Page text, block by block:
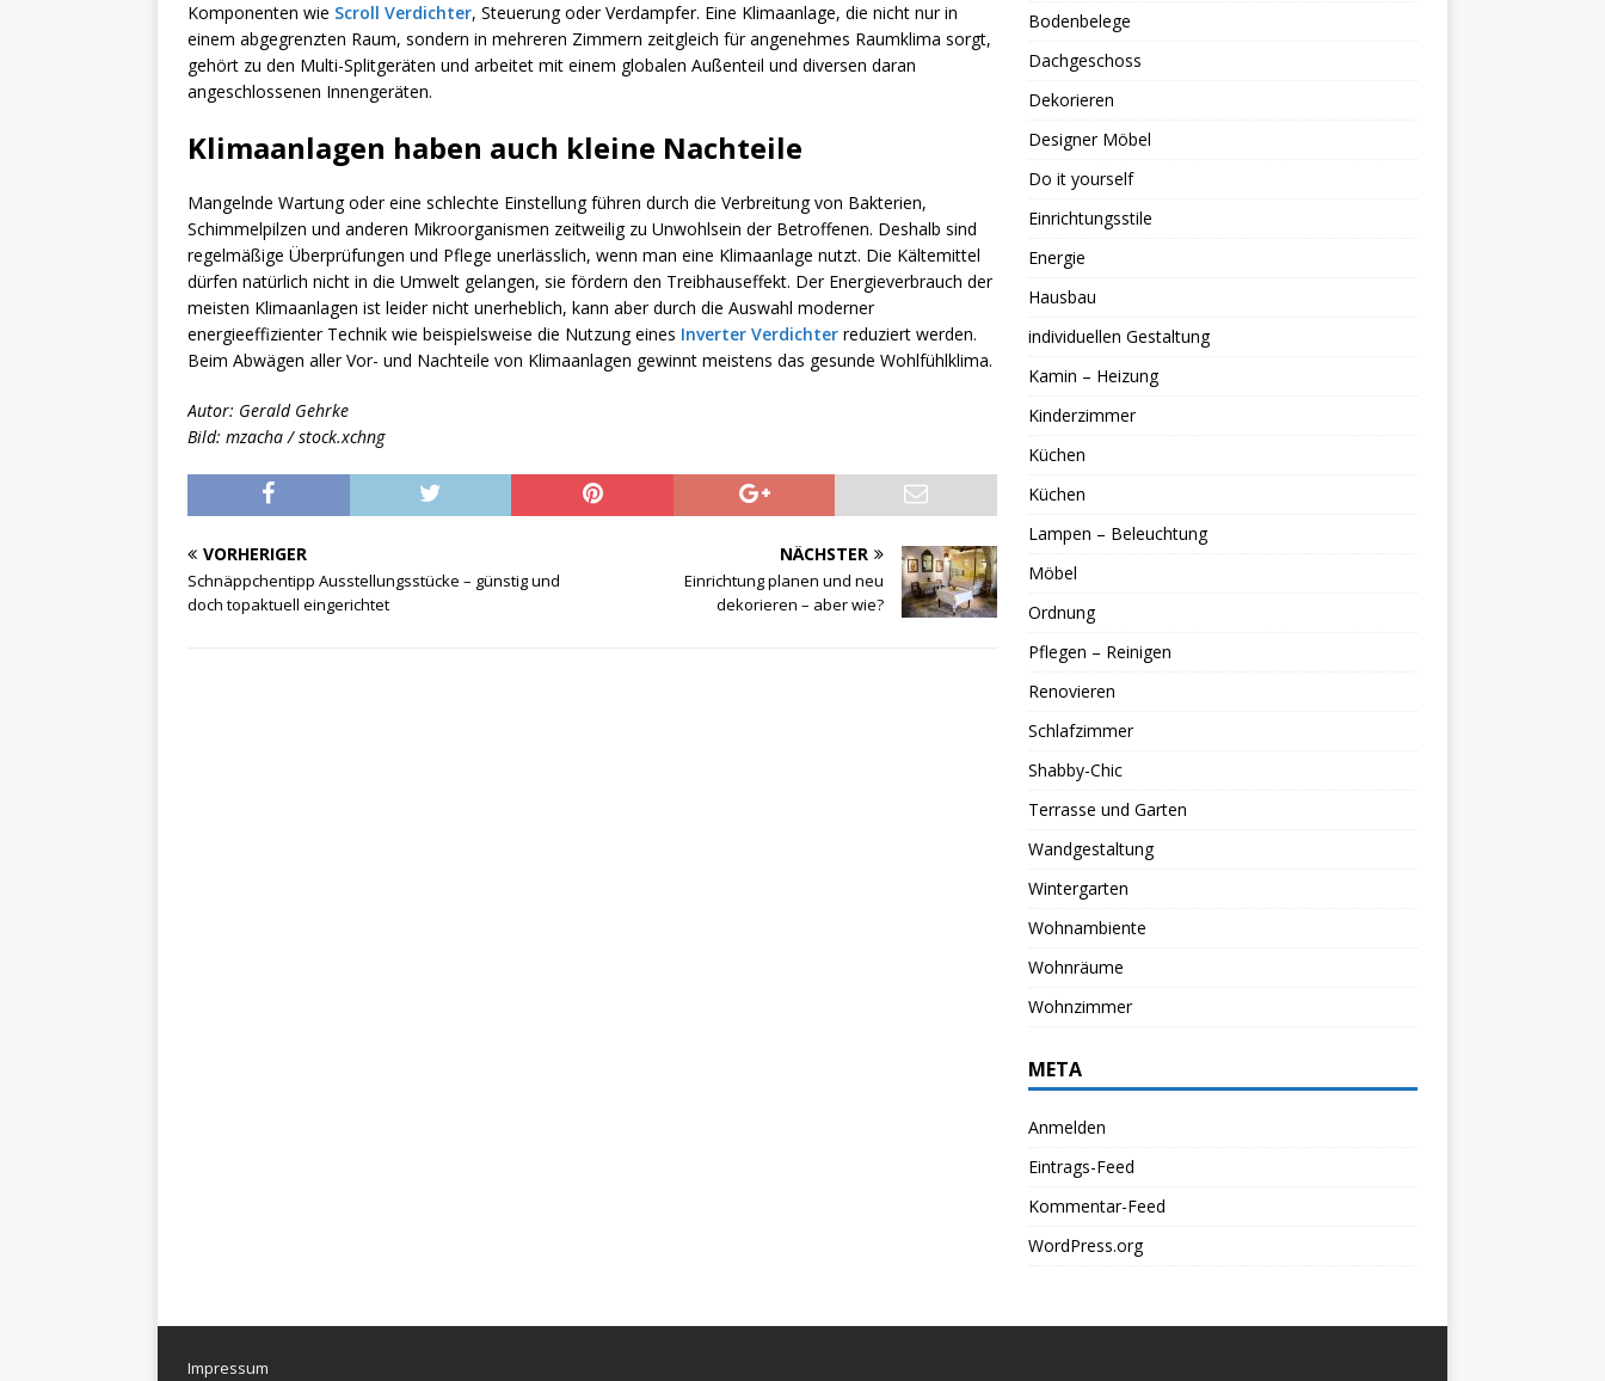
Komponenten wie Scroll Verdichter, Steuerung oder Verdampfer. Eine Klimaanlage, die nicht nur in
einem abgegrenzten Raum, sondern in mehreren Zimmern zeitgleich für angenehmes Raumklima sorgt,
gehört zu den Multi-Splitgeräten und arbeitet mit einem globalen Außenteil und diversen daran
angeschlossenen Innengeräten.
Klimaanlagen haben auch kleine Nachteile
Mangelnde Wartung oder eine schlechte Einstellung führen durch die Verbreitung von Bakterien,
Schimmelpilzen und anderen Mikroorganismen zeitweilig zu Unwohlsein der Betroffenen. Deshalb sind
regelmäßige Überprüfungen und Pflege unerlässlich, wenn man eine Klimaanlage nutzt. Die Kältemittel
dürfen natürlich nicht in die Umwelt gelangen, sie fördern den Treibhauseffekt. Der Energieverbrauch der
meisten Klimaanlagen ist leider nicht unerheblich, kann aber durch die Auswahl moderner
energieeffizienter Technik wie beispielsweise die Nutzung eines Inverter Verdichter reduziert werden.
Beim Abwägen aller Vor- und Nachteile von Klimaanlagen gewinnt meistens das gesunde Wohlfühlklima.
Autor: Gerald Gehrke
Bild: mzacha / stock.xchng
VORHERIGER
Schnäppchentipp Ausstellungsstücke – günstig und
doch topaktuell eingerichtet
NÄCHSTER
Einrichtung planen und neu
dekorieren – aber wie?
Bodenbelege
Dachgeschoss
Dekorieren
Designer Möbel
Do it yourself
Einrichtungsstile
Energie
Hausbau
individuellen Gestaltung
Kamin – Heizung
Kinderzimmer
Küchen
Küchen
Lampen – Beleuchtung
Möbel
Ordnung
Pflegen – Reinigen
Renovieren
Schlafzimmer
Shabby-Chic
Terrasse und Garten
Wandgestaltung
Wintergarten
Wohnambiente
Wohnräume
Wohnzimmer
META
Anmelden
Eintrags-Feed
Kommentar-Feed
WordPress.org
Impressum